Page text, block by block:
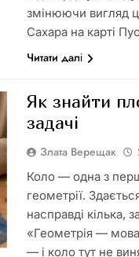
змінюючи вигляд
Сахара на карті
Читати далі
Як знайти
задачі
Злата Верещак
Коло — одна з
геометрії.
насправді кілька,
«Геометрія —
— і коло тут не